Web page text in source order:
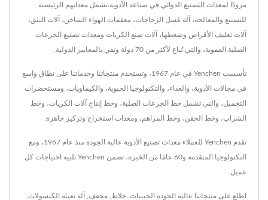
مزودًا لمعدات التصنيع الدوائي في صناعة الأدوية.تشمل معداتهم الرئيسية
للتصنيع والمعالجة، آلة غسل الزجاجات، معقمات الهواء الساخن، آلات البثق،
آلات تغليف الأقراص وضغطها، آلات صنع الكريات ومعدات تصنيع الجرعات
الصلبة الفموية، والتي تُباع لأكثر من 70 دولة وتفي بالمعايير الدولية.
تأسست Yenchen في عام 1967، وتستخدم منتجاتنا وخدماتنا على نطاق واسع
في مجالات الأدوية، والغذاء، والتكنولوجيا الحيوية، والكيماويات، ومستحضرات
التجميل، والتي تشمل خط الجرعات الصلبة، وخط إنتاج آلات الكريات، وخط
الشراب، وخط الحقن، وخط المراهم، ومعدات استخراج وتركيز جاهزة.
تقدم Yenchen للعملاء معدات تصنيع الأدوية عالية الجودة منذ عام 1967، ومع
التكنولوجيا المتقدمة و60 عامًا من الخبرة، تضمن Yenchen تلبية احتياجات كل
عميل.
اطلع على منتجاتنا عالية الجودة الحبيبات خلاط مجفف آلة تعبئة الكبسولات